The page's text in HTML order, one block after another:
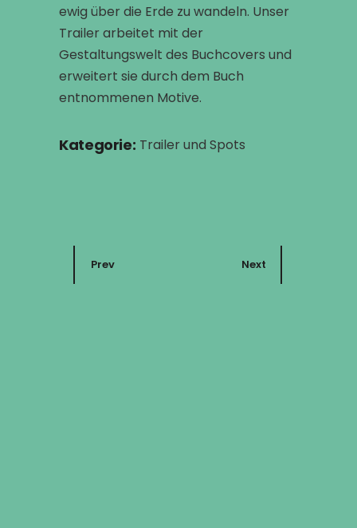
ewig über die Erde zu wandeln. Unser
Trailer arbeitet mit der
Gestaltungswelt des Buchcovers und
erweitert sie durch dem Buch
entnommenen Motive.
Kategorie: Trailer und Spots
Prev Next